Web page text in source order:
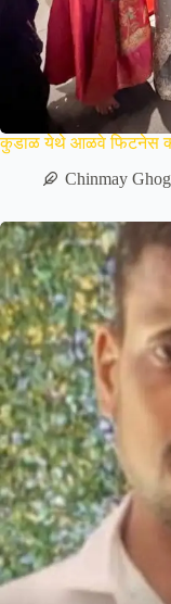
कुडाळ येथे आळवे फिटनेस
Chinmay